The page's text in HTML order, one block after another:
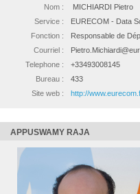
Nom :
MICHIARDI Pietro
Service :
EURECOM - Data
Fonction :
Responsable de
Courriel :
Telephone :
+33493008145
Bureau :
433
Site web :
http://
APPUSWAMY RAJA